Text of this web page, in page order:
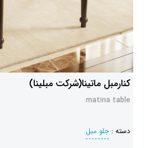
کنارمبل ماتینا(شرکت مبلینا)
matina table
دسته : جلو مبل